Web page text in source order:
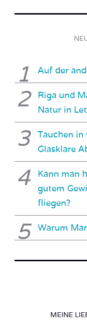
Auf der
Riga und
Natur in
Tauchen in
Glasklare
Kann man
gutem
fliegen?
Warum
MEINE